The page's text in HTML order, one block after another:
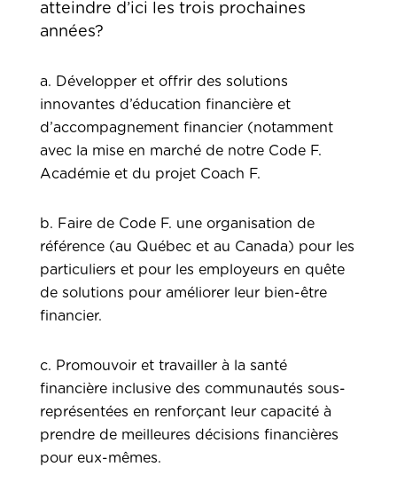
atteindre d’ici les trois prochaines
années?
a. Développer et offrir des solutions
innovantes d’éducation financière et
d’accompagnement financier (notamment
avec la mise en marché de notre Code F.
Académie et du projet Coach F.
b. Faire de Code F. une organisation de
référence (au Québec et au Canada) pour les
particuliers et pour les employeurs en quête
de solutions pour améliorer leur bien-être
financier.
c. Promouvoir et travailler à la santé
financière inclusive des communautés sous-
représentées en renforçant leur capacité à
prendre de meilleures décisions financières
pour eux-mêmes.